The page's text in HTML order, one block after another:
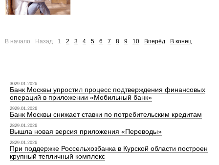
В начало Назад 1 2 3 4 5 6 7 8 9 10 Вперёд В конец
3029.01.2026
Банк Москвы упростил процесс подтверждения финансовых
операций в приложении «Мобильный банк»
2929.01.2026
Банк Москвы снижает ставки по потребительским кредитам
2829.01.2026
Вышла новая версия приложения «Переводы»
2829.01.2026
При поддержке Россельхозбанка в Курской области построен
крупный тепличный комплекс